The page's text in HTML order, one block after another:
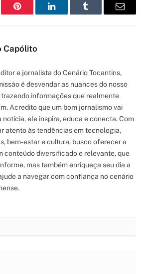
Pinterest LinkedInTumblr Email
Capólito
e jornalista do Cenário Tocantins,
é desvendar as nuances do nosso
informações que realmente
Acredito que um bom jornalismo vai
notícia, ele inspira, educa e conecta. Com
atento às tendências em tecnologia,
bem-estar e cultura, busco oferecer a
conteúdo diversificado e relevante, que
mas também enriqueça seu dia a
a navegar com confiança no cenário